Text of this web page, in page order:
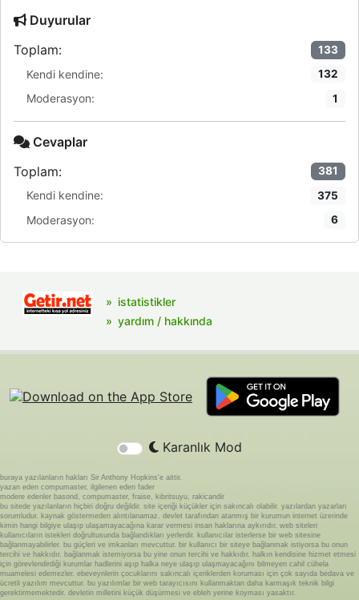
Duyurular
Toplam:
133
Kendi kendine: 132
Moderasyon: 1
Cevaplar
Toplam:
381
Kendi kendine: 375
Moderasyon: 6
istatistikler
yardım / hakkında
Karanlık Mod
buraya yazılanların hakları Sir Anthony Hopkins'e aittir.
yazan eden compumaster, ilgilenen eden fader
modere edenler basond, compumaster, fraise, kibritsuyu, rakicandir
bu sitede yazılanların hiçbiri doğru değildir. site içeriği küçükler için sakıncalı olabilir. yazılardan yazarları
sorumludur. kaynak göstermeden alıntılanamaz. devlet tarafından atanmış bir kurumun internet üzerinde
kimin hangi bilgiye ulaşıp ulaşamayacağına karar vermesi insan haklarına aykırıdır. web siteleri
kullanıcıların istekleri doğrultusunda bağlandıkları yerlerdir. kullanıcılar isterlerse bir web sitesine
bağlanmayabilirler. bu güçleri ve imkanları mevcuttur. bir kullanıcı bir siteye bağlanmak istiyorsa bu onun
tercihi ve hakkıdır. bağlanmak istemiyorsa bu yine onun tercihi ve hakkıdır. halkın kendisine hizmet etmesi
için görevlendirdiği kurumlar hadlerini aşıp halka neye ulaşıp ulaşmayacağını bilmeyen cahil cühela
muamelesi edemezler. ebeveynlerin çocuklarını sakıncalı içeriklerden koruması için çok sayıda bedava ve
ücretli yazılım mevcuttur. bu yazılımlar bir web tarayıcısını kullanmaktan daha karmaşık teknik bilgi
gerektirmemektedir. devletin milletini küçük düşürmesi ve ebleh yerine koyması yasaktır.